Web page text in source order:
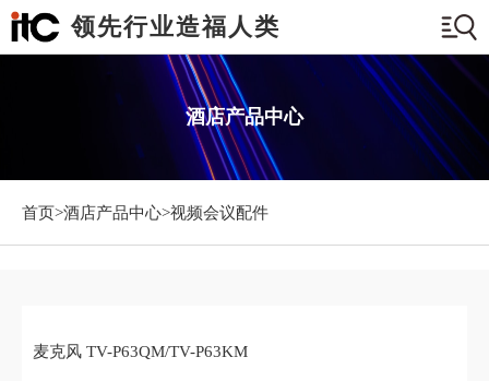
领先行业造福人类
酒店产品中心
首页>酒店产品中心>视频会议配件
麦克风 TV-P63QM/TV-P63KM